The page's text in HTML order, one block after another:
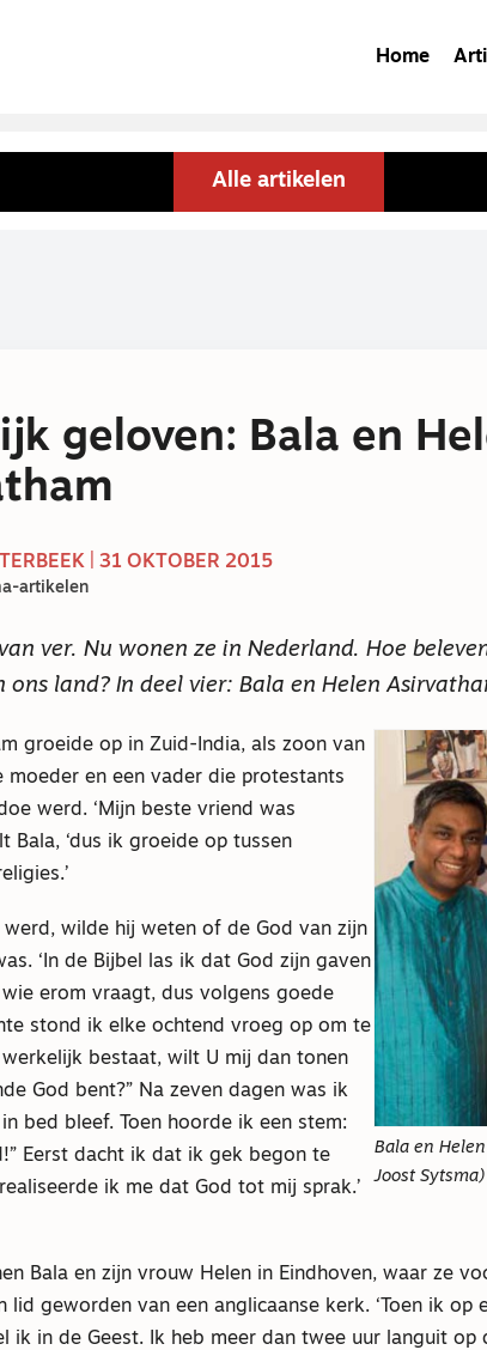
Home
Alle artikelen
geloven: Bala en
| 31 OKTOBER 2015
artikelen
ver. Nu wonen ze in Nederland. Hoe
ons land? In deel vier: Bala en Helen
Bala en
Joost Sytsma)
groeide op in Zuid-India, als zoon van
moeder en een vader die protestants
werd. ‘Mijn beste vriend was
Bala, ‘dus ik groeide op tussen
werd, wilde hij weten of de God van zijn
‘In de Bijbel las ik dat God zijn gaven
erom vraagt, dus volgens goede
stond ik elke ochtend vroeg op om te
werkelijk bestaat, wilt U mij dan tonen
God bent?” Na zeven dagen was ik
bed bleef. Toen hoorde ik een stem:
Eerst dacht ik dat ik gek begon te
ik me dat God tot mij sprak.’
Bala en zijn vrouw Helen in Eindhoven, waar ze
lid geworden van een anglicaanse kerk. ‘Toen ik op
ik in de Geest. Ik heb meer dan twee uur languit op